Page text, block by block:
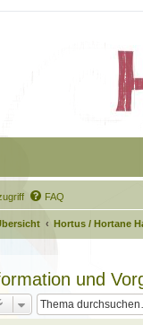
FAQ
Hortus / Hortane
und